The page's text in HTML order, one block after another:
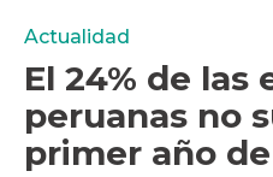
Actualidad
El 24% de las
peruanas no
primer año